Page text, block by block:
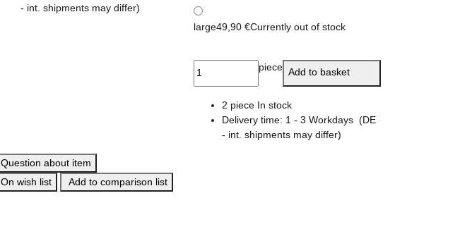
- int. shipments may differ)
large49,90 €Currently out of stock
piece Add to basket
2 piece In stock
Delivery time: 1 - 3 Workdays (DE
- int. shipments may differ)
Question about item
On wish list
Add to comparison list